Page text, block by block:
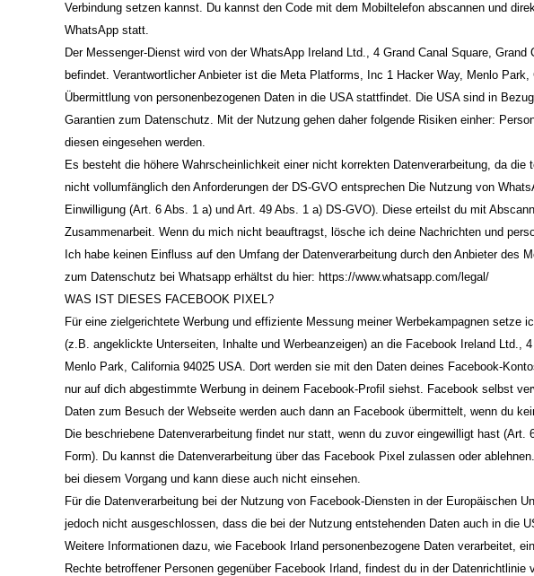
Verbindung setzen kannst. Du kannst den Code mit dem Mobiltelefon abscannen und
WhatsApp statt.
Der Messenger-Dienst wird von der WhatsApp Ireland Ltd., 4 Grand Canal Square,
befindet. Verantwortlicher Anbieter ist die Meta Platforms, Inc 1 Hacker Way, Menlo
Übermittlung von personenbezogenen Daten in die USA stattfindet. Die USA sind in
Garantien zum Datenschutz. Mit der Nutzung gehen daher folgende Risiken einher:
diesen eingesehen werden.
Es besteht die höhere Wahrscheinlichkeit einer nicht korrekten Datenverarbeitung, da
nicht vollumfänglich den Anforderungen der DS-GVO entsprechen Die Nutzung von
Einwilligung (Art. 6 Abs. 1 a) und Art. 49 Abs. 1 a) DS-GVO). Diese erteilst du mit
Zusammenarbeit. Wenn du mich nicht beauftragst, lösche ich deine Nachrichten und
Ich habe keinen Einfluss auf den Umfang der Datenverarbeitung durch den Anbieter
zum Datenschutz bei Whatsapp erhältst du hier: https://www.whatsapp.com/legal/
WAS IST DIESES FACEBOOK PIXEL?
Für eine zielgerichtete Werbung und effiziente Messung meiner Werbekampagnen
(z.B. angeklickte Unterseiten, Inhalte und Werbeanzeigen) an die Facebook Ireland
Menlo Park, California 94025 USA. Dort werden sie mit den Daten deines Facebook-
nur auf dich abgestimmte Werbung in deinem Facebook-Profil siehst. Facebook selbst
Daten zum Besuch der Webseite werden auch dann an Facebook übermittelt, wenn du
Die beschriebene Datenverarbeitung findet nur statt, wenn du zuvor eingewilligt hast
Form). Du kannst die Datenverarbeitung über das Facebook Pixel zulassen oder
bei diesem Vorgang und kann diese auch nicht einsehen.
Für die Datenverarbeitung bei der Nutzung von Facebook-Diensten in der
jedoch nicht ausgeschlossen, dass die bei der Nutzung entstehenden Daten auch in die
Weitere Informationen dazu, wie Facebook Irland personenbezogene Daten verarbeitet,
Rechte betroffener Personen gegenüber Facebook Irland, findest du in der Datenrichtlinie